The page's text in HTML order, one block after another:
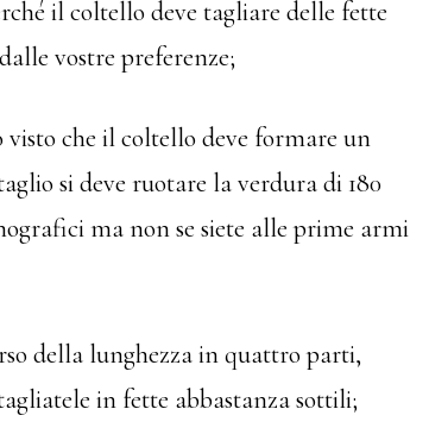
il coltello deve tagliare delle fette
vostre preferenze;
che il coltello deve formare un
si deve ruotare la verdura di 180
ma non se siete alle prime armi
della lunghezza in quattro parti,
in fette abbastanza sottili;